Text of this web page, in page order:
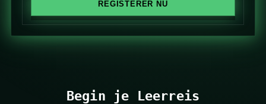
a
t
REGISTERER NU
Begin je Leerreis